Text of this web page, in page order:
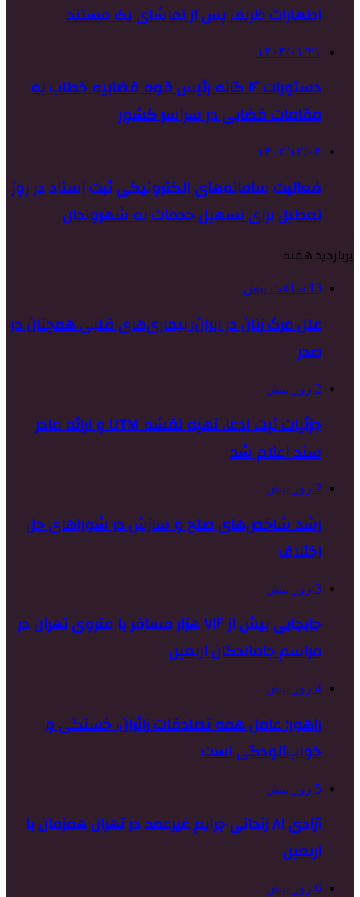
اظهارات ظریف پس از تماشای یک مستند
۱۴۰۴/۰۱/۲۱
دستورات ۱۶ گانه رئیس قوه قضاییه خطاب به
مقامات قضایی در سراسر کشور
۱۴۰۲/۱۲/۰۴
فعالیت سامانه‌های الکترونیکی ثبت اسناد در روز
تعطیل برای تسهیل خدمات به شهروندان
پربازدید هفته
13 ساعت پیش
علل مرگ زنان در ایران؛ بیماری‌های قلبی همچنان در
صدر
2 روز پیش
جزئیات ثبت ادعا، تهیه نقشه UTM و ارائه مادر
سند اعلام شد
2 روز پیش
رشد شاخص‌های صلح و سازش در شوراهای حل
اختلاف
3 روز پیش
جابجایی بیش از ۷۱۶ هزار مسافر با متروی تهران در
مراسم جاماندگان اربعین
4 روز پیش
راهور: عامل همه تصادفات زائران، خستگی و
خواب‌آلودگی است
5 روز پیش
آزادی ۸۱ زندانی جرایم غیرعمد در تهران همزمان با
اربعین
6 روز پیش